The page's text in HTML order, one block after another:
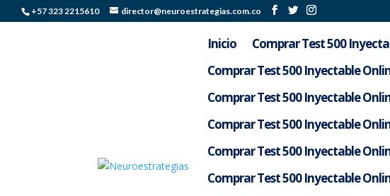
+57 323 2215610 director@neuroestrategias.com.co
Inicio
Comprar Test 500
Comprar Test 500 Inyectable
Comprar Test 500 Inyectable
Comprar Test 500 Inyectable
Comprar Test 500 Inyectable
Comprar Test 500 Inyectable